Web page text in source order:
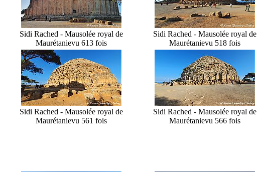
Sidi Rached - Mausolée royal de
Maurétanievu 613 fois
Sidi Rached - Mausolée royal de
Maurétanievu 518 fois
Sidi Rached - Mausolée royal de
Maurétanievu 561 fois
Sidi Rached - Mausolée royal de
Maurétanievu 566 fois